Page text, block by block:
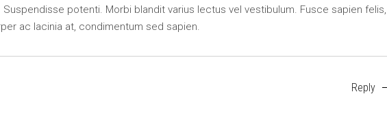
Suspendisse potenti. Morbi blandit varius lectus vel vestibulum. Fusce sapien felis,
ac lacinia at, condimentum sed sapien.
Reply